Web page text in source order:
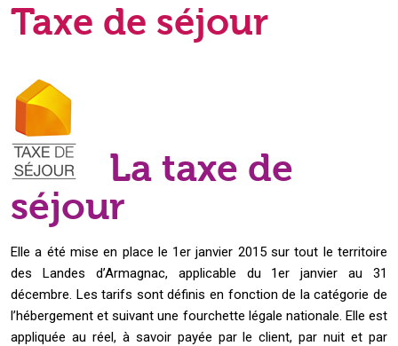
Taxe de séjour
La taxe de
séjour
Elle a été mise en place le 1er janvier 2015 sur tout le territoire
des Landes d’Armagnac, applicable du 1er janvier au 31
décembre. Les tarifs sont définis en fonction de la catégorie de
l’hébergement et suivant une fourchette légale nationale. Elle est
appliquée au réel, à savoir payée par le client, par nuit et par